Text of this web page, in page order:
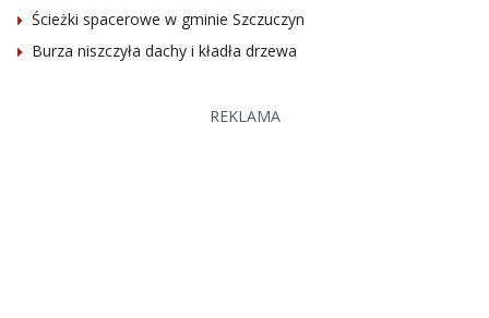
Ścieżki spacerowe w gminie Szczuczyn
Burza niszczyła dachy i kładła drzewa
REKLAMA